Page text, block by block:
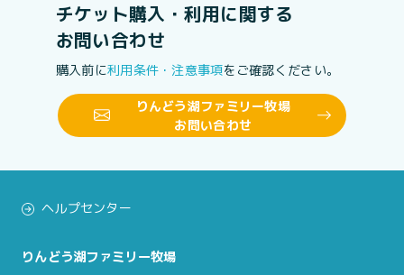
チケット購入・利用に関する
お問い合わせ
購入前に利用条件・注意事項をご確認ください。
りんどう湖ファミリー牧場
お問い合わせ
ヘルプセンター
りんどう湖ファミリー牧場